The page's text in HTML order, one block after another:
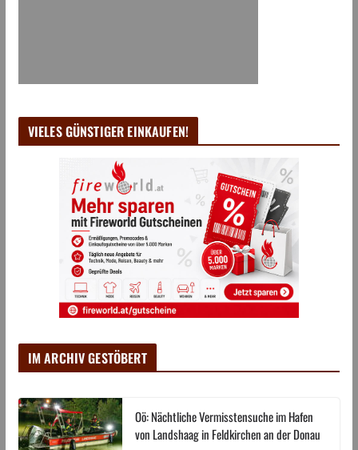
VIELES GÜNSTIGER EINKAUFEN!
IM ARCHIV GESTÖBERT
Oö: Nächtliche Vermisstensuche im Hafen
von Landshaag in Feldkirchen an der Donau